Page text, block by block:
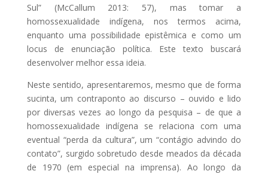
Sul” (McCallum 2013: 57), mas tomar a
homossexualidade indígena, nos termos acima,
enquanto uma possibilidade epistêmica e como um
locus de enunciação política. Este texto buscará
desenvolver melhor essa ideia.
Neste sentido, apresentaremos, mesmo que de forma
sucinta, um contraponto ao discurso – ouvido e lido
por diversas vezes ao longo da pesquisa – de que a
homossexualidade indígena se relaciona com uma
eventual “perda da cultura”, um “contágio advindo do
contato”, surgido sobretudo desde meados da década
de 1970 (em especial na imprensa). Ao longo da